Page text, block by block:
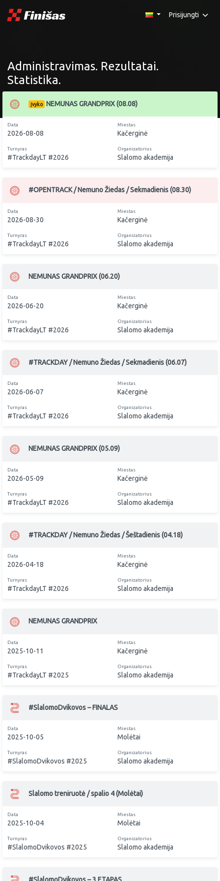
Prisijungti
Administravimas. Rezultatai.
Statistika.
Įvyko NEMUNAS GRANDPRIX (08.08)
Data
2026-08-08
Miestas
Kačerginė
Turnyras
#TrackdayLT #2026
Organizatorius
Slalomo akademija
#OPENTRACK / Nemuno Žiedas / Sekmadienis (08.30)
Data
2026-08-30
Miestas
Kačerginė
Turnyras
#TrackdayLT #2026
Organizatorius
Slalomo akademija
NEMUNAS GRANDPRIX (06.20)
Data
2026-06-20
Miestas
Kačerginė
Turnyras
#TrackdayLT #2026
Organizatorius
Slalomo akademija
#TRACKDAY / Nemuno Žiedas / Sekmadienis (06.07)
Data
2026-06-07
Miestas
Kačerginė
Turnyras
#TrackdayLT #2026
Organizatorius
Slalomo akademija
NEMUNAS GRANDPRIX (05.09)
Data
2026-05-09
Miestas
Kačerginė
Turnyras
#TrackdayLT #2026
Organizatorius
Slalomo akademija
#TRACKDAY / Nemuno Žiedas / Šeštadienis (04.18)
Data
2026-04-18
Miestas
Kačerginė
Turnyras
#TrackdayLT #2026
Organizatorius
Slalomo akademija
NEMUNAS GRANDPRIX
Data
2025-10-11
Miestas
Kačerginė
Turnyras
#TrackdayLT #2025
Organizatorius
Slalomo akademija
#SlalomoDvikovos – FINALAS
Data
2025-10-05
Miestas
Molėtai
Turnyras
#SlalomoDvikovos #2025
Organizatorius
Slalomo akademija
Slalomo treniruotė / spalio 4 (Molėtai)
Data
2025-10-04
Miestas
Molėtai
Turnyras
#SlalomoDvikovos #2025
Organizatorius
Slalomo akademija